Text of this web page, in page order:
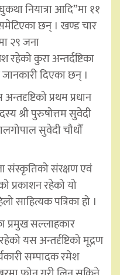
नियात्रा आदि”मा ११
छन् । खण्ड चार
२९ जना
कुरा अन्तर्दष्टिका
दिएका छन् ।
प्रथम प्रधान
श्री पुरुषोत्तम सुवेदी
सुवेदी चौधौँ
संस्कृतिको संरक्षण एवं
प्रकाशन रहेको यो
साहित्यक पत्रिका हो ।
प्रमुख सल्लाहकार
यस अन्तर्दृष्टिको मूद्रण
सम्पादक रमेश